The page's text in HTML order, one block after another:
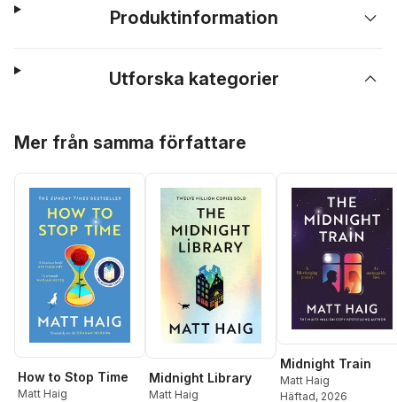
Produktinformation
Utforska kategorier
Mer från samma författare
How to Stop Time
Matt Haig
Midnight Library
Matt Haig
Midnight Train
Matt Haig
Häftad, 2026